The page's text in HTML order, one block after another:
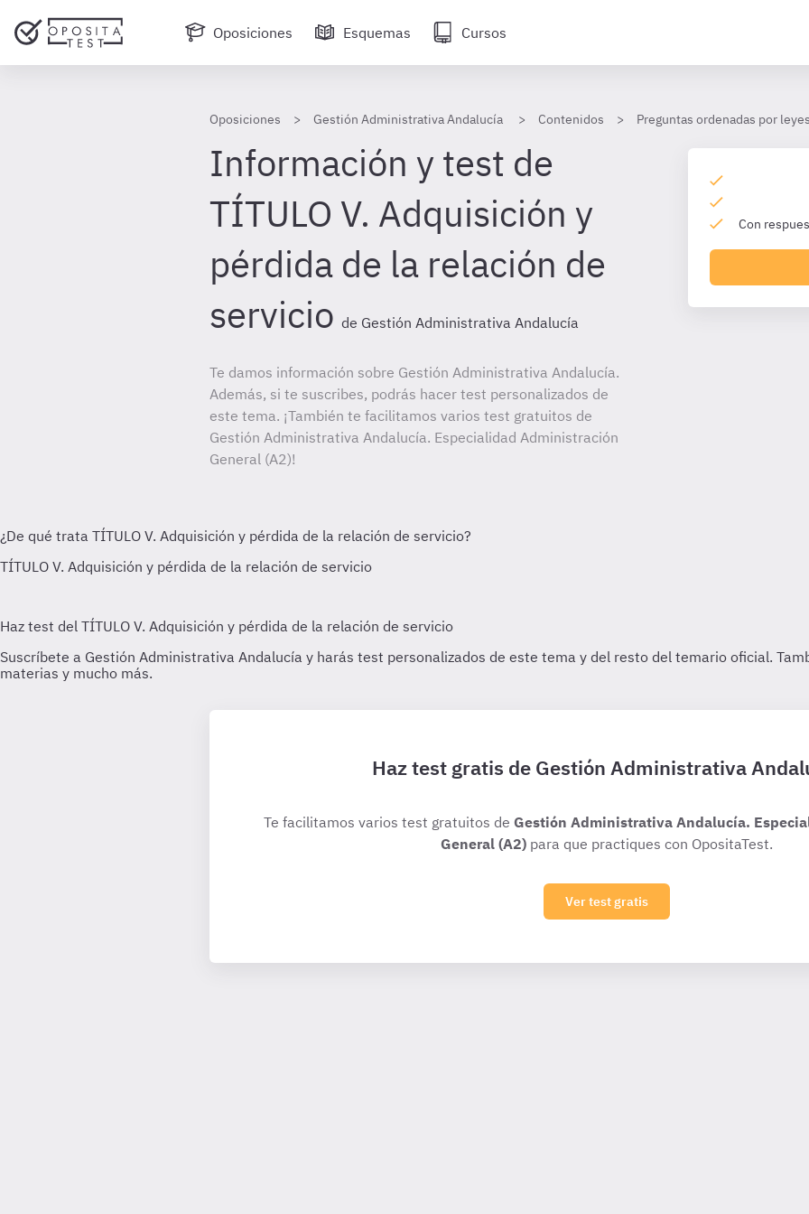
Oposiciones Esquemas Cursos
Oposiciones Gestión Administrativa Andalucía Contenidos Preguntas ordenadas por
Información y test de
TÍTULO V. Adquisición y
pérdida de la relación de
servicio de Gestión Administrativa Andalucía
Te damos información sobre Gestión Administrativa Andalucía.
Además, si te suscribes, podrás hacer test personalizados de
este tema. ¡También te facilitamos varios test gratuitos de
Gestión Administrativa Andalucía. Especialidad Administración
General (A2)!
Con
Haz test gratis de Gestión Administrativa
Te facilitamos varios test gratuitos de Gestión Administrativa Andalucía.
General (A2) para que practiques con OpositaTest.
Ver test gratis